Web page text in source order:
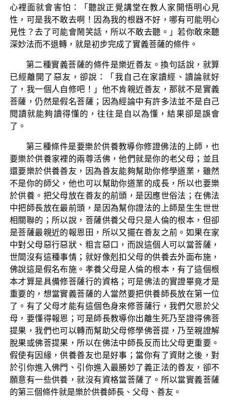
心裡面就會害怕：「聽說正覺講堂在教人家開悟明心見
性，可是我不敢去啊！因為我的根器不好，哪有可能明心
見性？去了可能會鬧笑話，所以不敢去聽。」若你敢來聽
深妙法而不退轉，就是初步完成了實義菩薩的條件。
第二種實義菩薩的條件是樂近善友。換句話說，就算
已經離開了惡友，卻說：「我自己在家讀經、讀論就好
了，我一個人自修吧！」他不肯親近善友，那就不是實義
菩薩，仍然是假名菩薩；因為經論中有許多法並不是自己
閱讀就能夠讀得懂的，往往是自以為懂，結果卻是誤會
了。
第三種條件是要樂於供養教導你修證佛法的上師，也
要樂於供養家裡的兩尊活佛，他們就是你的老父母；並且
還要樂於供養善友，因為善友能夠幫助你修學道業，雖然
不是你的師父，他也可以幫助你道業的成長，所以也要樂
於供養。把父母放在善友的前頭，是因應世俗法；在佛法
中把師長放在最前頭，是因為幫你證法的上師是生生世世
相關聯的；所以說，菩薩供養父母只是人倫的根本，但卻
是菩薩最親近的報恩田，所以又擺在善友之前。如果在家
中對父母惡行惡狀、粗言惡口，而說這個人可以當菩薩，
世間沒有這種事情；就好像剋扣父母的供養去外面布施，
佛說這是假名布施。孝養父母是人倫的根本，有了這個根
本才算是具備修菩薩行的資格；可是佛法的實證畢竟才是
重要的，想當實義菩薩的人當然要把供養師長放在第一位
了。有了父母才能有這個色身來修菩薩行，我們欠恩於父
母，要懂得報恩；可是師長教導你出離生死乃至證得佛菩
提果，我們也可以轉而幫助父母修學佛菩提，乃至親證解
脫果或佛菩提果，所以在佛法中師長反而比父母更重要。
假使有因緣，供養善友也是好事；當你有了資財之後，對
於引你進入佛門、引你進入最勝妙了義正法的善友，卻不
願意有一些供養，就沒有資格當菩薩了。所以當實義菩薩
的第三個條件就是樂於供養師長、父母、善友。